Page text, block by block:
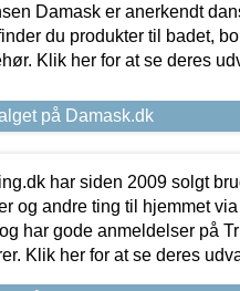
Damask er anerkendt
du produkter til badet,
Klik her for at se deres
på Damask.dk
har siden 2009 solgt
og andre ting til hjemmet
har gode anmeldelser på
Klik her for at se deres